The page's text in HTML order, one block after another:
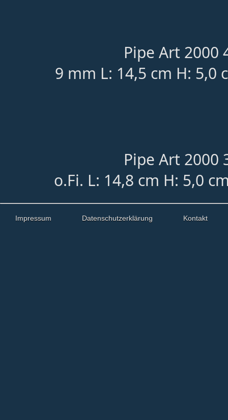
Pipe Art 2000
9 mm L: 14,5 cm H: 5,0
Pipe Art 2000
o.Fi. L: 14,8 cm H: 5,0
Impressum Datenschutzerklärung Kontakt